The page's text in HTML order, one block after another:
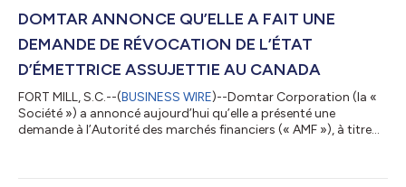
et nomme Steve Henry, actuellement premier vice-président,
DOMTAR ANNONCE QU’ELLE A FAIT UNE
DEMANDE DE RÉVOCATION DE L’ÉTAT
D’ÉMETTRICE ASSUJETTIE AU CANADA
FORT MILL, S.C.--(BUSINESS WIRE)--Domtar Corporation (la «
Société ») a annoncé aujourd’hui qu’elle a présenté une
demande à l’Autorité des marchés financiers (« AMF »), à titre
Autorités canadiennes en valeurs mobilières ») en vertu du